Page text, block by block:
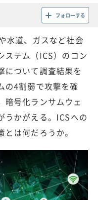
フォローする
水道、ガスなど社会
ステム（ICS）のコン
について調査結果を
の4割弱で攻撃を確
暗号化ランサムウェ
うかがえる。ICSへの
は何だろうか。